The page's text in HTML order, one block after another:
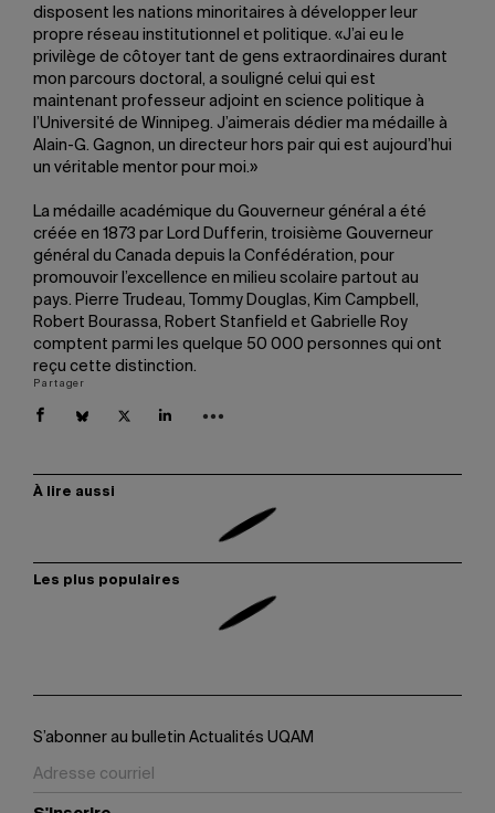
disposent les nations minoritaires à développer leur
propre réseau institutionnel et politique. «J’ai eu le
privilège de côtoyer tant de gens extraordinaires durant
mon parcours doctoral, a souligné celui qui est
maintenant professeur adjoint en science politique à
l’Université de Winnipeg. J’aimerais dédier ma médaille à
Alain-G. Gagnon, un directeur hors pair qui est aujourd’hui
un véritable mentor pour moi.»
La médaille académique du Gouverneur général a été
créée en 1873 par Lord Dufferin, troisième Gouverneur
général du Canada depuis la Confédération, pour
promouvoir l’excellence en milieu scolaire partout au
pays. Pierre Trudeau, Tommy Douglas, Kim Campbell,
Robert Bourassa, Robert Stanfield et Gabrielle Roy
comptent parmi les quelque 50 000 personnes qui ont
reçu cette distinction.
Partager
À lire aussi
Les plus populaires
S’abonner au bulletin Actualités UQAM